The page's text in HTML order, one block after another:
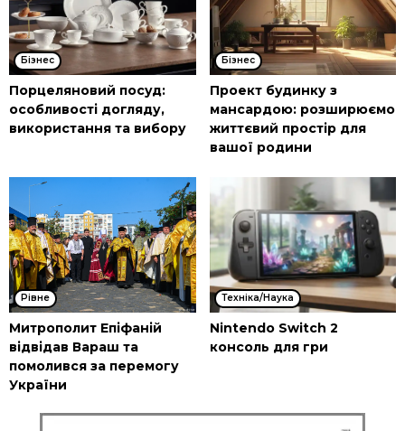
Бізнес
Порцеляновий посуд:
особливості догляду,
використання та вибору
Бізнес
Проект будинку з
мансардою: розширюємо
життєвий простір для
вашої родини
Рівне
Митрополит Епіфаній
відвідав Вараш та
помолився за перемогу
України
Техніка/Наука
Nintendo Switch 2
консоль для гри